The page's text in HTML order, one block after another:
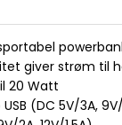
giver strøm til
20 Watt
(DC 5V/3A, 9V/